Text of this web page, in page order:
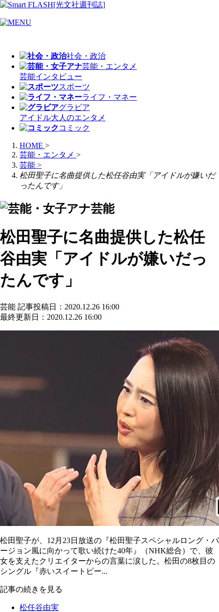
社会・政治
芸能・エンタメ
芸能インタビュー
スポーツ
ライフ・マネー
グラビア
アイドル大人のエンタメ
コミック
HOME >
芸能・エンタメ >
芸能 >
松田聖子に名曲提供した松任谷由実「アイドルが嫌いだ
ったんです」
芸能
松田聖子に名曲提供した松任
谷由実「アイドルが嫌いだっ
たんです」
芸能 記事投稿日：2020.12.26 16:00
最終更新日：2020.12.26 16:00
松田聖子が、12月23日放送の『松田聖子スペシャルロング・バ
ージョン風に向かって歌い続けた40年』（NHK総合）で、彼
女を支えたクリエイターからの言葉に涙した。松田の8枚目の
シングル『赤いスイートピー...
記事の続きを見る
松任谷由実